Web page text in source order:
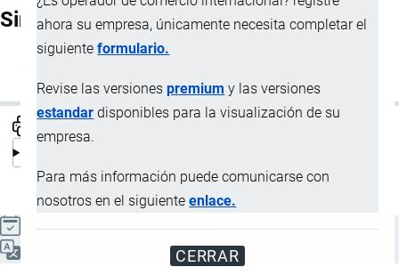
ahora su empresa, únicamente necesita completar el
siguienteformulario.
Revise las versionespremium y las versiones
estandar disponibles para la visualización de su
empresa.
Para más información puede comunicarse con
nosotros en el siguienteenlace.
CERRAR
Sinónimos
Actualizado el 9 Septiembre, 2024